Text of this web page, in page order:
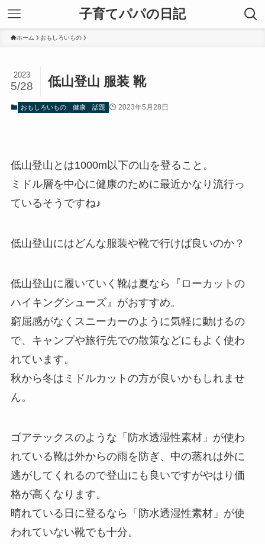
子育てパパの日記
ホーム おもしろいもの
低山登山 服装 靴
2023
5/28
おもしろいもの 健康 話題 2023年5月28日
低山登山とは1000m以下の山を登ること。
ミドル層を中心に健康のために最近かなり流行っ
ているそうですね♪
低山登山にはどんな服装や靴で行けば良いのか？
低山登山に履いていく靴は夏なら『ローカットの
ハイキングシューズ』がおすすめ。
窮屈感がなくスニーカーのように気軽に動けるの
で、キャンプや旅行先での散策などにもよく使わ
れています。
秋から冬はミドルカットの方が良いかもしれませ
ん。
ゴアテックスのような「防水透湿性素材」が使わ
れている靴は外からの雨を防ぎ、中の蒸れは外に
逃がしてくれるので登山にも良いですがやはり価
格が高くなります。
晴れている日に登るなら「防水透湿性素材」が使
われていない靴でも十分。